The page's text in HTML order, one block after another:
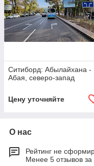
Ситиборд: Абылайхана -
Абая, северо-запад
Цену уточняйте
О нас
Рейтинг не
Менее 5 отзывов за